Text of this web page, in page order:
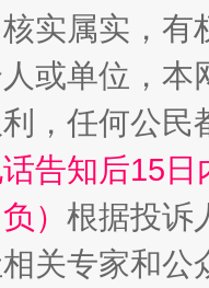
实属实，有
或单位，本
利，任何公
告知后15
） 根据投诉
关专家和公